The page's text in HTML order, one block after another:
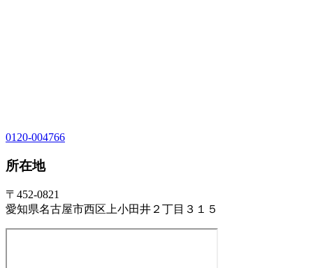
0120-004766
所在地
〒452-0821
愛知県名古屋市西区上小田井２丁目３１５